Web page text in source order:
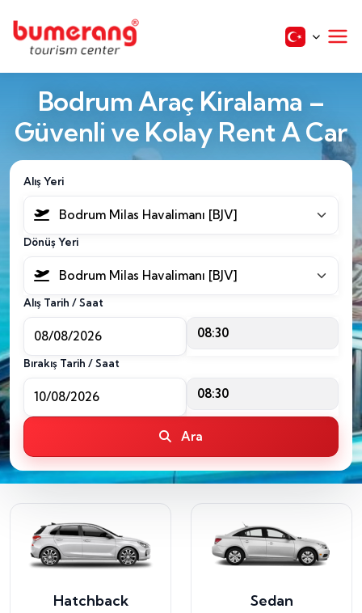
Bodrum Araç Kiralama –
Güvenli ve Kolay Rent A Car
Alış Yeri
Bodrum Milas Havalimanı [BJV]
Dönüş Yeri
Bodrum Milas Havalimanı [BJV]
Alış Tarih / Saat
08:30
Bırakış Tarih / Saat
08:30
Ara
Hatchback Sedan